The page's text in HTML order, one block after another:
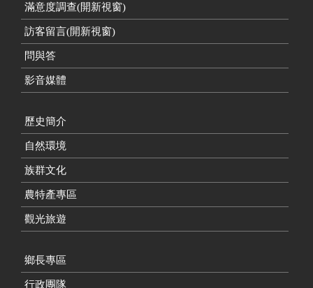
滿意度調查(開新視窗)
訪客留言(開新視窗)
問與答
影音媒體
歷史簡介
自然環境
族群文化
農特產專區
觀光旅遊
鄉長專區
行政團隊